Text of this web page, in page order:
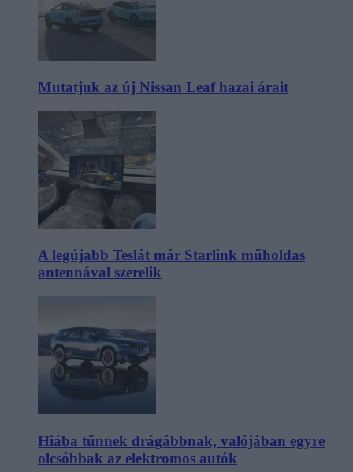
Mutatjuk az új Nissan Leaf hazai árait
A legújabb Teslát már Starlink műholdas
antennával szerelik
Hiába tűnnek drágábbnak, valójában egyre
olcsóbbak az elektromos autók